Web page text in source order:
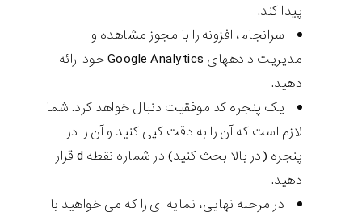
پیدا کند.
سرانجام، افزونه را با مجوز مشاهده و
مدیریت دادههای Google Analytics خود ارائه
دهید.
یک پنجره کد موفقیت دنبال خواهد کرد. شما
لازم است که آن را به دقت کپی کنید و آن را در
پنجره (در بالا بحث کنید) در شماره نقطه d قرار
دهید.
در مرحله نهایی، نمایه ای را که می خواهید با